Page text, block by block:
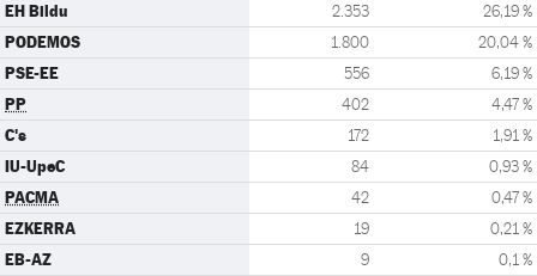
EH Bildu 2.353 26,19 %
PODEMOS 1.800 20,04 %
PSE-EE 556 6,19 %
PP 402 4,47 %
C's 172 1,91 %
IU-UpeC 84 0,93 %
PACMA 42 0,47 %
EZKERRA 19 0,21 %
EB-AZ 9 0,1 %